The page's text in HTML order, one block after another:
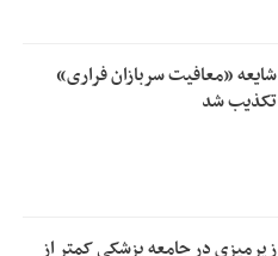
شایعه «معافیت سربازان فراری»
تکذیب شد
زیرمیزی در جامعه پزشکی کمتر از